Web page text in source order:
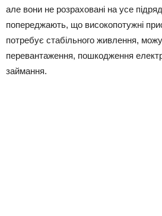
але вони не розраховані на усе
попереджають, що високопотужні
потребує стабільного живлення,
перевантаження, пошкодження
займання.